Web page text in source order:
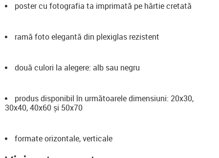
poster cu fotografia ta imprimată pe hârtie cretată
ramă foto elegantă din plexiglas rezistent
două culori la alegere: alb sau negru
produs disponibil în următoarele dimensiuni: 20x30,
30x40, 40x60 și 50x70
formate orizontale, verticale